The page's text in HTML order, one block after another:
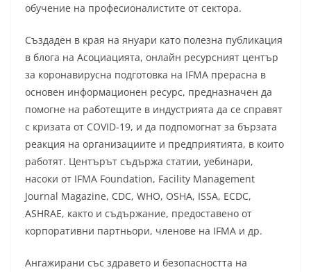
обучение на професионалистите от сектора.
Създаден в края на януари като полезна публикация
в блога на Асоциацията, онлайн ресурсният център
за коронавирусна подготовка на IFMA прерасна в
основен информационен ресурс, предназначен да
помогне на работещите в индустрията да се справят
с кризата от COVID-19, и да подпомогнат за бързата
реакция на организациите и предприятията, в които
работят. Центърът съдържа статии, уебинари,
насоки от IFMA Foundation, Facility Management
Journal Magazine, CDC, WHO, OSHA, ISSA, ECDC,
ASHRAE, както и съдържание, предоставено от
корпоративни партньори, членове на IFMA и др.
Ангажирани със здравето и безопасността на